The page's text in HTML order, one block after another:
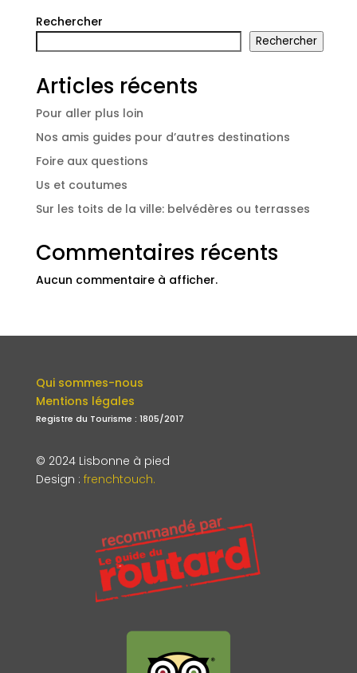
Rechercher
Rechercher
Articles récents
Pour aller plus loin
Nos amis guides pour d’autres destinations
Foire aux questions
Us et coutumes
Sur les toits de la ville: belvédères ou terrasses
Commentaires récents
Aucun commentaire à afficher.
Qui sommes-nous
Mentions légales
Registre du Tourisme : 1805/2017
© 2024 Lisbonne à pied
Design : frenchtouch.